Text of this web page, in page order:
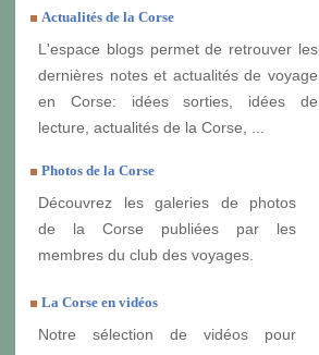
Actualités de la Corse
L'espace blogs permet de retrouver les
dernières notes et actualités de voyage
en Corse: idées sorties, idées de
lecture, actualités de la Corse, ...
Photos de la Corse
Découvrez les galeries de photos
de la Corse publiées par les
membres du club des voyages.
La Corse en vidéos
Notre sélection de vidéos pour